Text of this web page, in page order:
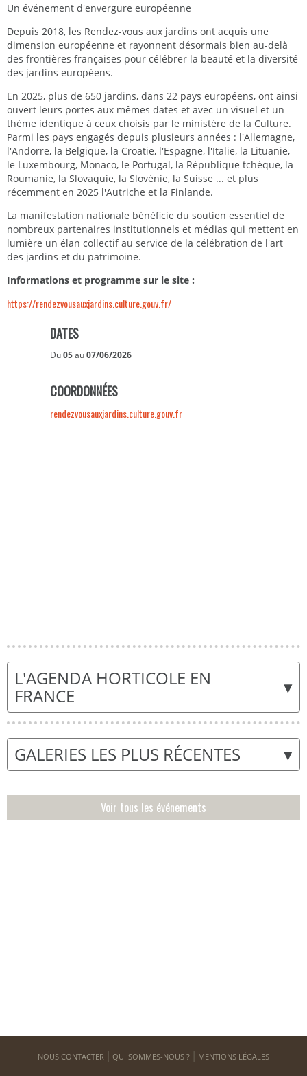
Un événement d'envergure européenne
Depuis 2018, les Rendez-vous aux jardins ont acquis une
dimension européenne et rayonnent désormais bien au-delà
des frontières françaises pour célébrer la beauté et la diversité
des jardins européens.
En 2025, plus de 650 jardins, dans 22 pays européens, ont ainsi
ouvert leurs portes aux mêmes dates et avec un visuel et un
thème identique à ceux choisis par le ministère de la Culture.
Parmi les pays engagés depuis plusieurs années : l'Allemagne,
l'Andorre, la Belgique, la Croatie, l'Espagne, l'Italie, la Lituanie,
le Luxembourg, Monaco, le Portugal, la République tchèque, la
Roumanie, la Slovaquie, la Slovénie, la Suisse ... et plus
récemment en 2025 l'Autriche et la Finlande.
La manifestation nationale bénéficie du soutien essentiel de
nombreux partenaires institutionnels et médias qui mettent en
lumière un élan collectif au service de la célébration de l'art
des jardins et du patrimoine.
Informations et programme sur le site :
https://rendezvousauxjardins.culture.gouv.fr/
DATES
Du05au07/06/2026
COORDONNÉES
rendezvousauxjardins.culture.gouv.fr
▾
L'AGENDA HORTICOLE EN
FRANCE
▾
GALERIES LES PLUS RÉCENTES
Voir tous les événements
NOUS CONTACTER QUI SOMMES-NOUS ? MENTIONS LÉGALES